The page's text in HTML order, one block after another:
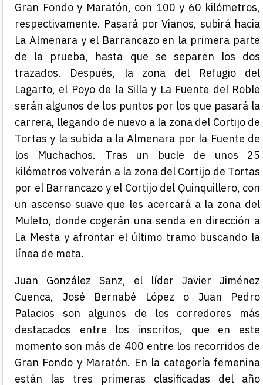
Gran Fondo y Maratón, con 100 y 60 kilómetros,
respectivamente. Pasará por Vianos, subirá hacia
La Almenara y el Barrancazo en la primera parte
de la prueba, hasta que se separen los dos
trazados. Después, la zona del Refugio del
Lagarto, el Poyo de la Silla y La Fuente del Roble
serán algunos de los puntos por los que pasará la
carrera, llegando de nuevo a la zona del Cortijo de
Tortas y la subida a la Almenara por la Fuente de
los Muchachos. Tras un bucle de unos 25
kilómetros volverán a la zona del Cortijo de Tortas
por el Barrancazo y el Cortijo del Quinquillero, con
un ascenso suave que les acercará a la zona del
Muleto, donde cogerán una senda en dirección a
La Mesta y afrontar el último tramo buscando la
línea de meta.
Juan González Sanz, el líder Javier Jiménez
Cuenca, José Bernabé López o Juan Pedro
Palacios son algunos de los corredores más
destacados entre los inscritos, que en este
momento son más de 400 entre los recorridos de
Gran Fondo y Maratón. En la categoría femenina
están las tres primeras clasificadas del año